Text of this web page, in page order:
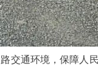
交通环境，保障人